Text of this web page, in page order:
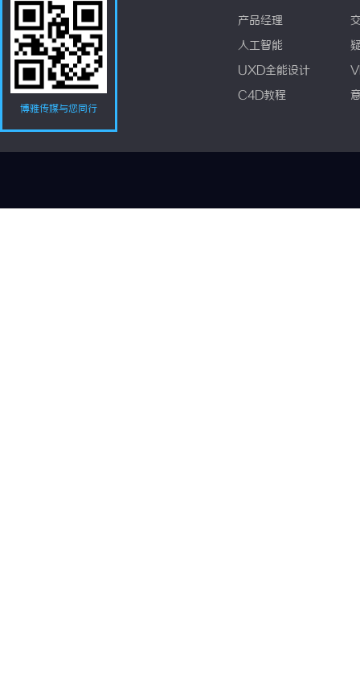
博雅传媒与您同行
产品经理
人工智能
UXD全能设计
C4D教程